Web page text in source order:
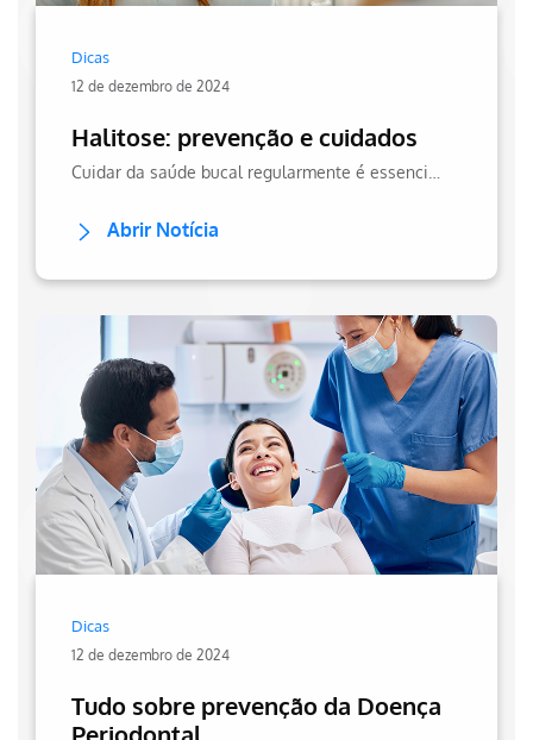
Dicas
12 de dezembro de 2024
Halitose: prevenção e cuidados
Abrir Notícia
Dicas
12 de dezembro de 2024
Tudo sobre prevenção da Doença